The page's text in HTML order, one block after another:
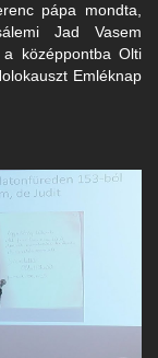
pápa mondta,
Jad Vasem
középpontba Olti
Emléknap